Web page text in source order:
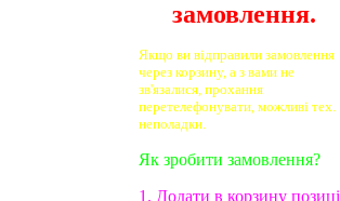
замовлення.
Якщо ви відправили замовлення
через корзину, а з вами не
зв'язалися, прохання
перетелефонувати, можливі тех.
неполадки.
Як зробити замовлення?
1. Додати в корзину